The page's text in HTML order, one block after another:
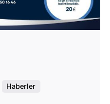
Haberler